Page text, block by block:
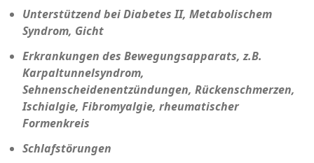
Unterstützend bei Diabetes II, Metabolischem
Syndrom, Gicht
Erkrankungen des Bewegungsapparats, z.B.
Karpaltunnelsyndrom,
Sehnenscheidenentzündungen, Rückenschmerzen,
Ischialgie, Fibromyalgie, rheumatischer
Formenkreis
Schlafstörungen